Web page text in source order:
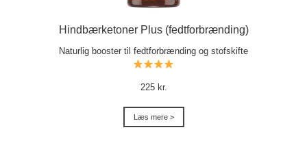
Hindbærketoner Plus (fedtforbrænding)
Naturlig booster til fedtforbrænding og stofskifte
225 kr.
Læs mere >